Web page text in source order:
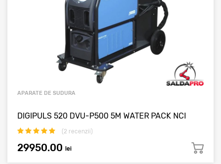
APARATE DE SUDURA
DIGIPULS 520 DVU-P500 5M WATER PACK NCI
(2 recenzii)
29950.00 lei